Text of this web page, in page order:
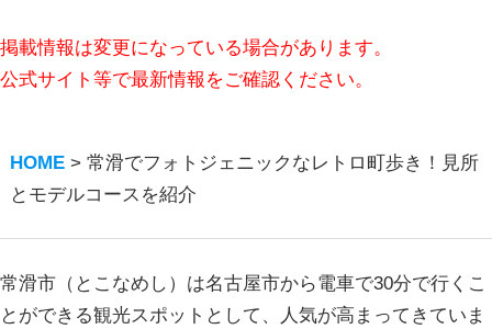
掲載情報は変更になっている場合があります。
公式サイト等で最新情報をご確認ください。
HOME> 常滑でフォトジェニックなレトロ町歩き！見所
とモデルコースを紹介
常滑市（とこなめし）は名古屋市から電車で30分で行くこ
とができる観光スポットとして、人気が高まってきていま